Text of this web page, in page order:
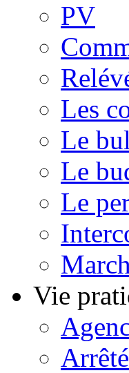
PV
Les
Le
Le
Le
Vie